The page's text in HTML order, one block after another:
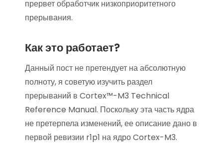
прервет обработчик низкоприоритетного
прерывания.
Как это работает?
Данный пост не претендует на абсолютную
полноту, я советую изучить раздел
прерываний в Cortex™-M3 Technical
Reference Manual. Поскольку эта часть ядра
не претерпела изменений, ее описание дано в
первой ревизии r1p1 на ядро Cortex-M3.